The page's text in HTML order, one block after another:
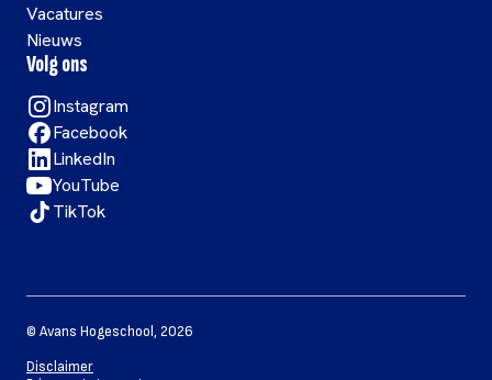
Vacatures
Nieuws
Volg ons
Instagram
Facebook
LinkedIn
YouTube
TikTok
© Avans Hogeschool,2026
Disclaimer